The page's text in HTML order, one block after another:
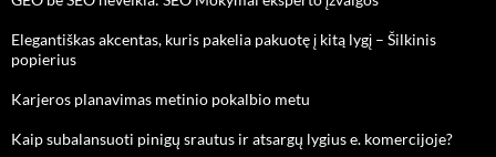
Elegantiškas akcentas, kuris pakelia pakuotę į kitą lygį – Šilkinis
popierius
Karjeros planavimas metinio pokalbio metu
Kaip subalansuoti pinigų srautus ir atsargų lygius e. komercijoje?